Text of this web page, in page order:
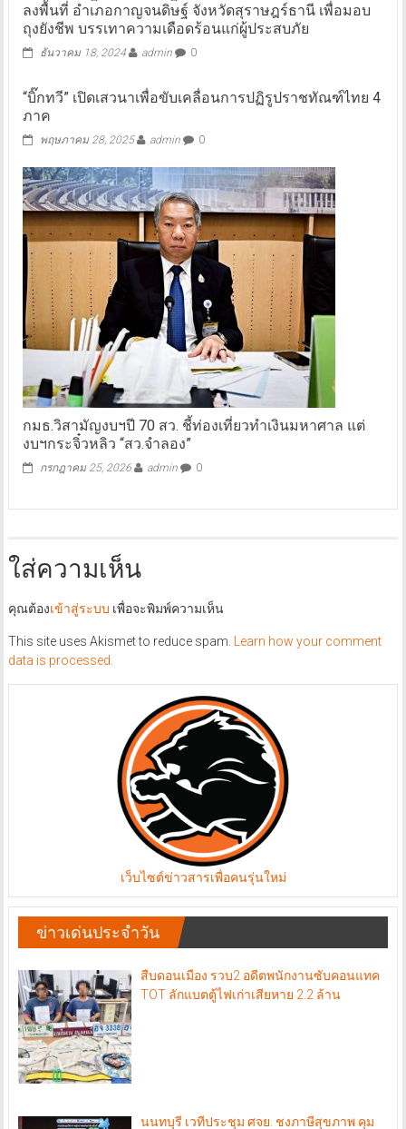
ลงพื้นที่ อำเภอกาญจนดิษฐ์ จังหวัดสุราษฎร์ธานี เพื่อมอบ
ถุงยังชีพ บรรเทาความเดือดร้อนแก่ผู้ประสบภัย
ธันวาคม 18, 2024 admin 0
“บิ๊กทวี” เปิดเสวนาเพื่อขับเคลื่อนการปฏิรูปราชทัณฑ์ไทย 4
ภาค
พฤษภาคม 28, 2025 admin 0
กมธ.วิสามัญงบฯปี 70 สว. ชี้ท่องเที่ยวทำเงินมหาศาล แต่
งบฯกระจิ๋วหลิว “สว.จำลอง”
กรกฎาคม 25, 2026 admin 0
ใส่ความเห็น
คุณต้องเข้าสู่ระบบ เพื่อจะพิมพ์ความเห็น
This site uses Akismet to reduce spam.
Learn how your comment
data is processed.
เว็บไซต์ข่าวสารเพื่อคนรุ่นใหม่
ข่าวเด่นประจำวัน
สืบดอนเมือง รวบ2 อดีตพนักงานซับคอนแทค
TOT ลักแบตตู้ไฟเก่าเสียหาย 2.2 ล้าน
นนทบุรี เวทีประชุม ศจย. ชงภาษีสุขภาพ คุม